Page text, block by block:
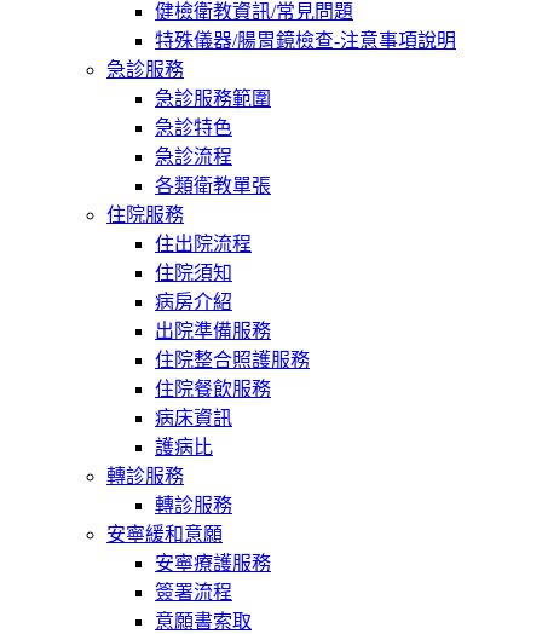
健檢衛教資訊/常見問題
特殊儀器/腸胃鏡檢查-注意事項說明
急診服務
急診服務範圍
急診特色
急診流程
各類衛教單張
住院服務
住出院流程
住院須知
病房介紹
出院準備服務
住院整合照護服務
住院餐飲服務
病床資訊
護病比
轉診服務
轉診服務
安寧緩和意願
安寧療護服務
簽署流程
意願書索取